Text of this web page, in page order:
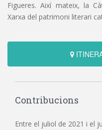
Figueres. Així mateix, la
Xarxa del patrimoni literari
Contribucions
Entre el juliol de 2021 i el